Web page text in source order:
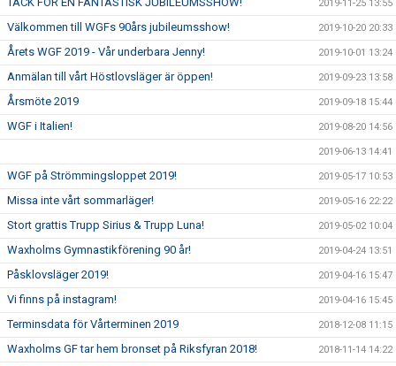
2019-11-25 13:55
Välkommen till WGFs 90års jubileumsshow! 2019-10-20 20:33
Årets WGF 2019 - Vår underbara Jenny! 2019-10-01 13:24
Anmälan till vårt Höstlovsläger är öppen! 2019-09-23 13:58
Årsmöte 2019 2019-09-18 15:44
WGF i Italien! 2019-08-20 14:56
2019-06-13 14:41
WGF på Strömmingsloppet 2019! 2019-05-17 10:53
Missa inte vårt sommarläger! 2019-05-16 22:22
Stort grattis Trupp Sirius & Trupp Luna! 2019-05-02 10:04
Waxholms Gymnastikförening 90 år! 2019-04-24 13:51
Påsklovsläger 2019! 2019-04-16 15:47
Vi finns på instagram! 2019-04-16 15:45
Terminsdata för Vårterminen 2019 2018-12-08 11:15
Waxholms GF tar hem bronset på Riksfyran 2018! 2018-11-14 14:22